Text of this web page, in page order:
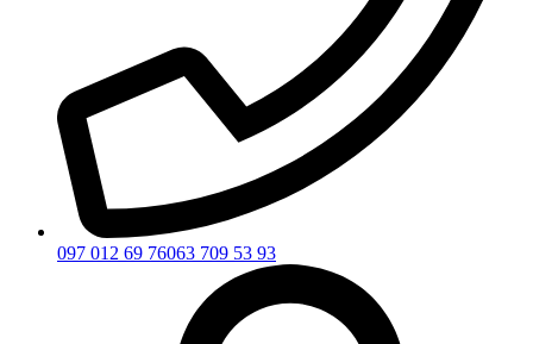
097 012 69 76063 709 53 93